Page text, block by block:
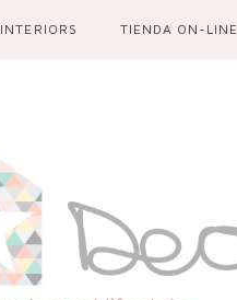
INTERIORS TIENDA ON-LINE